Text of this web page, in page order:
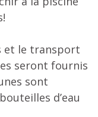
et le transport
seront fournis
sont
d’eau